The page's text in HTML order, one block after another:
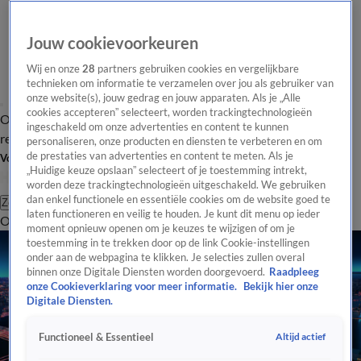
Overzicht Laatste nieuws Regionieuws Het beste van Hart
Tip de
redactie
Volg Hart van Nederland
Zoeken
OverzichtRegioUitzendingenWeerTip de redactiePanelVideo's
Jouw cookievoorkeuren
Wij en onze28 partners gebruiken cookies en vergelijkbare
technieken om informatie te verzamelen over jou als gebruiker van
onze website(s), jouw gedrag en jouw apparaten. Als je „Alle
cookies accepteren” selecteert, worden trackingtechnologieën
ingeschakeld om onze advertenties en content te kunnen
personaliseren, onze producten en diensten te verbeteren en om
de prestaties van advertenties en content te meten. Als je
„Huidige keuze opslaan” selecteert of je toestemming intrekt,
worden deze trackingtechnologieën uitgeschakeld. We gebruiken
dan enkel functionele en essentiële cookies om de website goed te
laten functioneren en veilig te houden. Je kunt dit menu op ieder
moment opnieuw openen om je keuzes te wijzigen of om je
toestemming in te trekken door op de link Cookie-instellingen
onder aan de webpagina te klikken. Je selecties zullen overal
binnen onze Digitale Diensten worden doorgevoerd. Raadpleeg
onze Cookieverklaring voor meer informatie.
Bekijk hier onze
Digitale Diensten.
Functioneel & Essentieel Altijd actief